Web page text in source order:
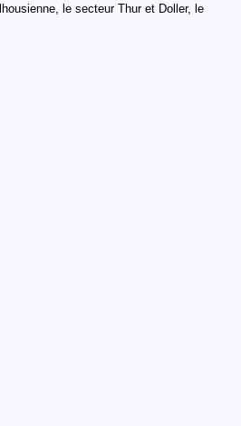
le secteur Thur et Doller, le